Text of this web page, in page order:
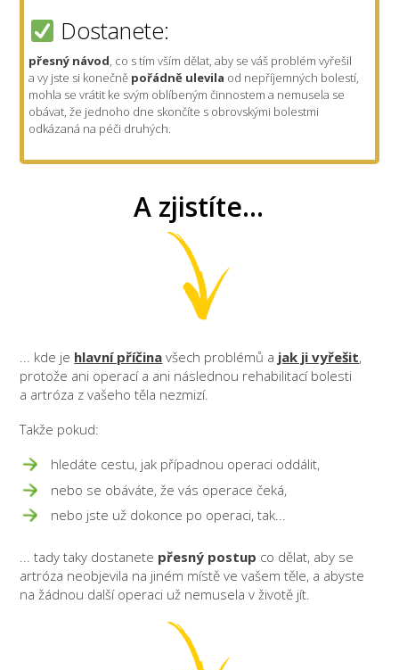
Dostanete:
přesný návod, co s tím vším dělat, aby se váš problém vyřešil
a vy jste si konečně pořádně ulevila od nepříjemných bolestí,
mohla se vrátit ke svým oblíbeným činnostem a nemusela se
obávat, že jednoho dne skončíte s obrovskými bolestmi
odkázaná na péči druhých.
A zjistíte...
... kde je hlavní příčina všech problémů a jak ji vyřešit,
protože ani operací a ani následnou rehabilitací bolesti
a artróza z vašeho těla nezmizí.
Takže pokud:
hledáte cestu, jak případnou operaci oddálit,
nebo se obáváte, že vás operace čeká,
nebo jste už dokonce po operaci, tak...
... tady taky dostanete přesný postup co dělat, aby se
artróza neobjevila na jiném místě ve vašem těle, a abyste
na žádnou další operaci už nemusela v životě jít.